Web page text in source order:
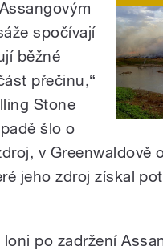
spočívají
běžné
přečinu,“
Stone
šlo o
v Greenwaldově
jeho zdroj získal
po zadržení